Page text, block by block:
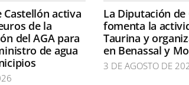
Castellón activa
de la
del AGA para
de agua
La Diputación de
fomenta la
Taurina y
en Benassal y
3 DE AGOSTO DE